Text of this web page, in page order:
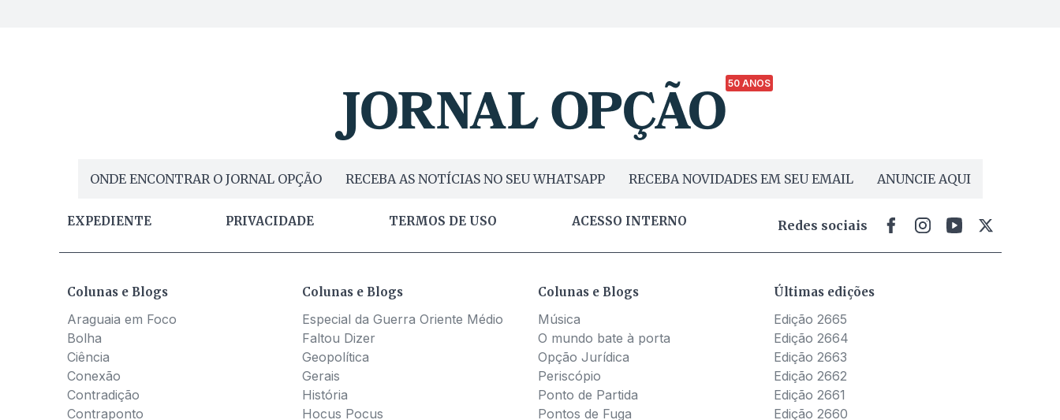
50 ANOS
ONDE ENCONTRAR O JORNAL OPÇÃO RECEBA AS NOTÍCIAS NO SEU WHATSAPP RECEBA NOVIDADES EM SEU EMAIL ANUNCIE AQUI
EXPEDIENTE PRIVACIDADE TERMOS DE USO ACESSO INTERNO Redes sociais
Colunas e Blogs
Araguaia em Foco
Bolha
Ciência
Conexão
Contradição
Contraponto
Colunas e Blogs
Especial da Guerra Oriente Médio
Faltou Dizer
Geopolítica
Gerais
História
Hocus Pocus
Colunas e Blogs
Música
O mundo bate à porta
Opção Jurídica
Periscópio
Ponto de Partida
Pontos de Fuga
Últimas edições
Edição 2665
Edição 2664
Edição 2663
Edição 2662
Edição 2661
Edição 2660